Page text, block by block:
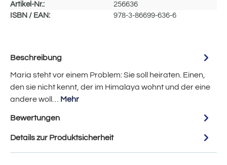
Artikel-Nr.:
256636
ISBN / EAN:
978-3-86699-636-6
Beschreibung
Maria steht vor einem Problem: Sie soll heiraten. Einen,
den sie nicht kennt, der im Himalaya wohnt und der eine
andere woll… Mehr
Bewertungen
Details zur Produktsicherheit